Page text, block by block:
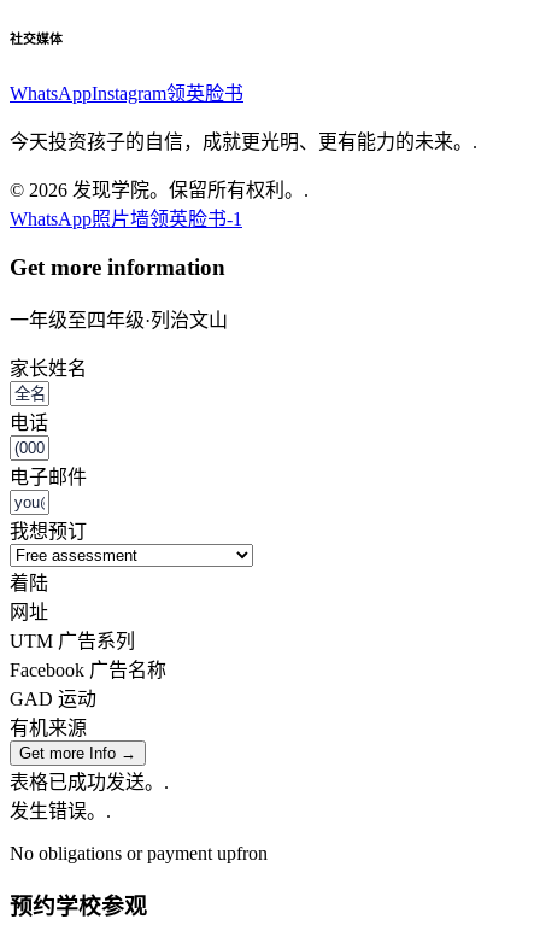
社交媒体
WhatsAppInstagram领英脸书
今天投资孩子的自信，成就更光明、更有能力的未来。.
© 2026 发现学院。保留所有权利。.
WhatsApp照片墙领英脸书-1
Get more information
一年级至四年级·列治文山
家长姓名
电话
电子邮件
我想预订
着陆
网址
UTM 广告系列
Facebook 广告名称
GAD 运动
有机来源
Get more Info →
表格已成功发送。.
发生错误。.
No obligations or payment upfron
预约学校参观